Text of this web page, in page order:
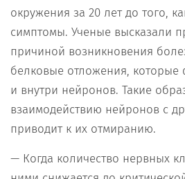
окружения за 20 лет до того,
симптомы. Ученые высказали
причиной возникновения
белковые отложения, которые
и внутри нейронов. Такие
взаимодействию нейронов с
приводит к их отмиранию.
— Когда количество нервных